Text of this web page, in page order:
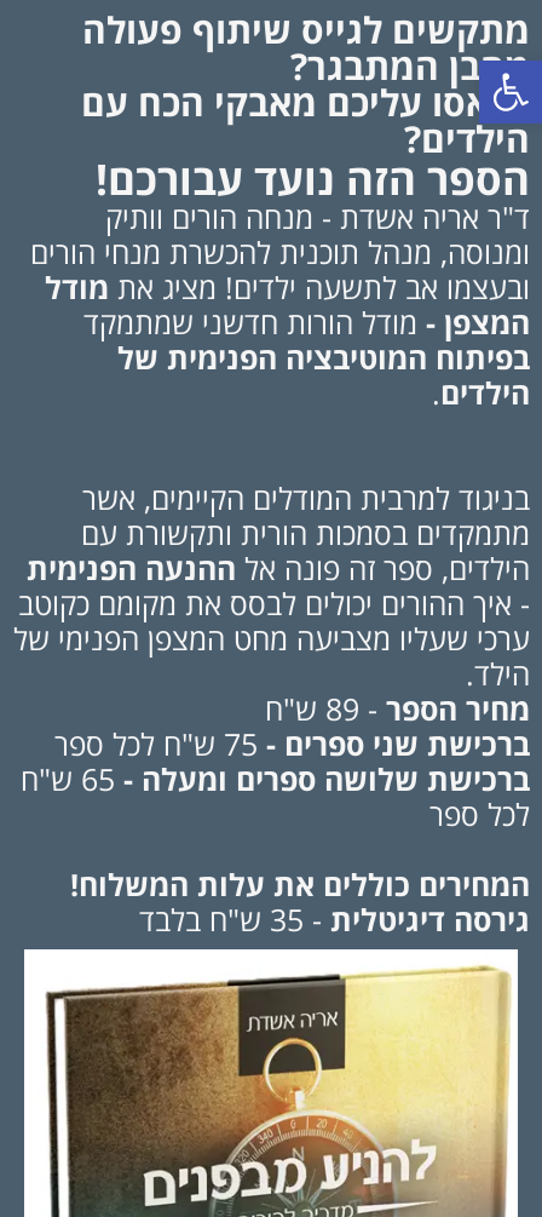
פתח סרגל נגישות
מתקשים לגייס שיתוף פעולה
מהבן המתבגר?
נמאסו עליכם מאבקי הכח עם
הילדים?
הספר הזה נועד עבורכם!
ד"ר אריה אשדת - מנחה הורים וותיק
ומנוסה, מנהל תוכנית להכשרת מנחי הורים
ובעצמו אב לתשעה ילדים! מציג את מודל
המצפן - מודל הורות חדשני שמתמקד
בפיתוח המוטיבציה הפנימית של
הילדים.
בניגוד למרבית המודלים הקיימים, אשר
מתמקדים בסמכות הורית ותקשורת עם
הילדים, ספר זה פונה אל ההנעה הפנימית
- איך ההורים יכולים לבסס את מקומם כקוטב
ערכי שעליו מצביעה מחט המצפן הפנימי של
הילד.
מחיר הספר - 89 ש"ח
ברכישת שני ספרים - 75 ש"ח לכל ספר
ברכישת שלושה ספרים ומעלה -
65 ש"ח
לכל ספר
המחירים כוללים את עלות המשלוח!
גירסה דיגיטלית - 35 ש"ח בלבד